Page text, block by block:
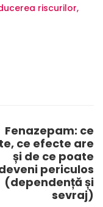
riscurilor,
Fenazepam: ce
ce efecte are
și de ce poate
periculos
(dependență și
sevraj)